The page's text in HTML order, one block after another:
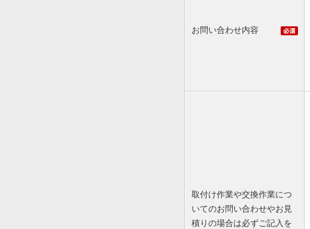
お問い合わせ内容
取付け作業や交換作業につ
いてのお問い合わせやお見
積りの場合は必ずご記入を